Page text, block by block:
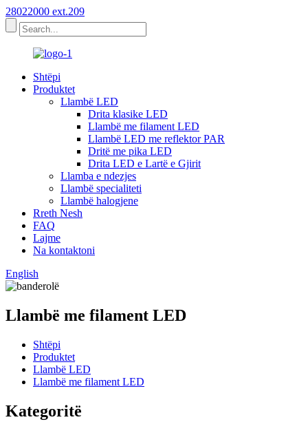
28022000 ext.209
Shtëpi
Produktet
Llambë LED
Drita klasike LED
Llambë me filament LED
Llambë LED me reflektor PAR
Dritë me pika LED
Drita LED e Lartë e Gjirit
Llamba e ndezjes
Llambë specialiteti
Llambë halogjene
Rreth Nesh
FAQ
Lajme
Na kontaktoni
English
Llambë me filament LED
Shtëpi
Produktet
Llambë LED
Llambë me filament LED
Kategoritë